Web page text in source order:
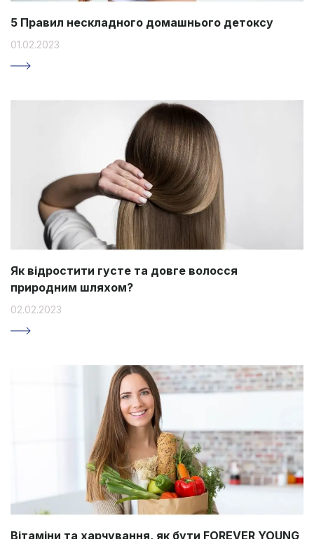
5 Правил нескладного домашнього детоксу
01.02.2023
Як відростити густе та довге волосся
природним шляхом?
02.02.2023
Вітаміни та харчування, як бути FOREVER YOUNG